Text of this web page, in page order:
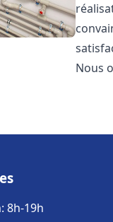
Nous
8h-19h